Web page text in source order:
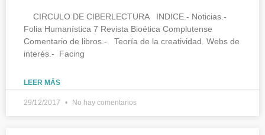
CIRCULO DE CIBERLECTURA INDICE.- Noticias.-
Folia Humanística 7 Revista Bioética Complutense
Comentario de libros.- Teoría de la creatividad. Webs de
interés.- Facing
LEER MÁS
29/12/2017 No hay comentarios